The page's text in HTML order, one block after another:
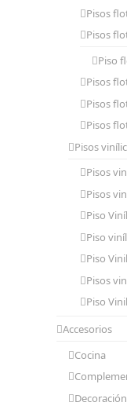
Pisos
Pisos
Piso
Pisos
Pisos
Pisos
Pisos
Pisos
Pisos
Piso
Piso
Piso
Pisos
Piso
Accesorios
Cocina
Decoración